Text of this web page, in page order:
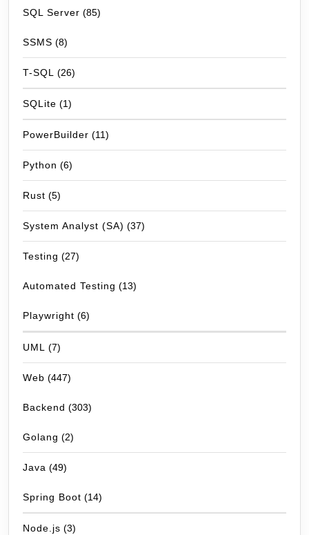
SQL Server (85)
SSMS (8)
T-SQL (26)
SQLite (1)
PowerBuilder (11)
Python (6)
Rust (5)
System Analyst (SA) (37)
Testing (27)
Automated Testing (13)
Playwright (6)
UML (7)
Web (447)
Backend (303)
Golang (2)
Java (49)
Spring Boot (14)
Node.js (3)